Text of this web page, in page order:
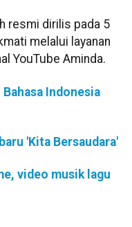
resmi dirilis pada 5
melalui layanan
YouTube Aminda.
Indonesia
'Kita Bersaudara'
video musik lagu